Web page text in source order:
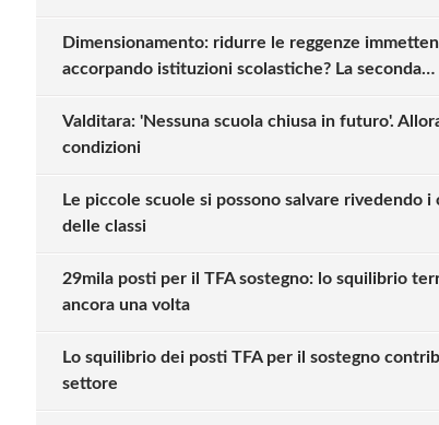
Dimensionamento: ridurre le reggenze
accorpando istituzioni scolastiche? La seconda…
Valditara: 'Nessuna scuola chiusa in futuro'.
condizioni
Le piccole scuole si possono salvare rivedendo
delle classi
29mila posti per il TFA sostegno: lo squilibrio
ancora una volta
Lo squilibrio dei posti TFA per il sostegno
settore